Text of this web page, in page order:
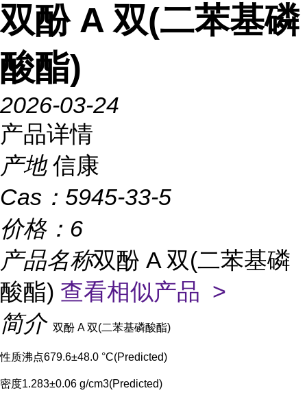
双酚 A 双(二苯基磷
酸酯)
2026-03-24
产品详情
产地 信康
Cas： 5945-33-5
价格： 6
产品名称双酚 A 双(二苯基磷
酸酯) 查看相似产品 >
简介 双酚 A 双(二苯基磷酸酯)
性质沸点679.6±48.0 °C(Predicted)
密度1.283±0.06 g/cm3(Predicted)